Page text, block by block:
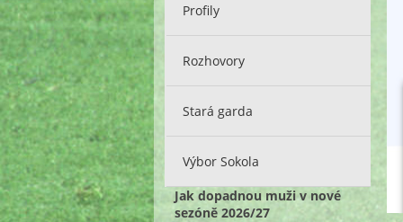
Profily
Rozhovory
Stará garda
Výbor Sokola
Jak dopadnou muži v nové
sezóně 2026/27